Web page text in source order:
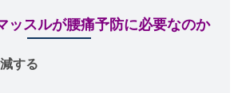
ッスルが腰痛予防に必要なのか
する